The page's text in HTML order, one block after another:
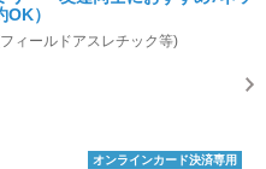
）
ィールドアスレチック等)
オンラインカード決済専用